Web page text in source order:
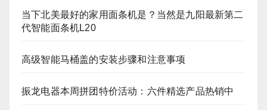
当下北美最好的家用面条机是？当然是九阳最新第二
代智能面条机L20
高级智能马桶盖的安装步骤和注意事项
振龙电器本周拼团特价活动：六件精选产品热销中